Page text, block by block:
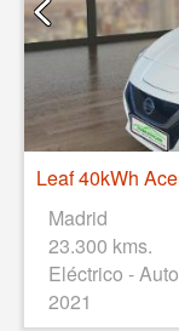
Leaf 40kWh
Madrid
23.300 kms.
Eléctrico -
2021